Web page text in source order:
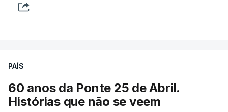
PAÍS
60 anos da Ponte 25 de Abril.
Histórias que não se veem